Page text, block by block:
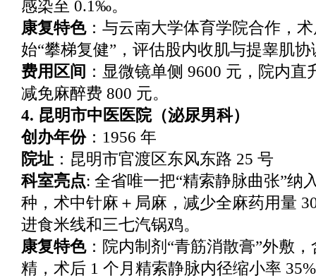
感染至 0.1‰。
康复特色：与云南大学体育学院合作，
始“攀梯复健”，评估股内收肌与提睾肌
费用区间 ：显微镜单侧 9600 元，院内直
减免麻醉费 800 元。
4. 昆明市中医医院（泌尿男科）
创办年份：1956 年
院址 ：昆明市官渡区东风东路 25 号
科室亮点: 全省唯一把“精索静脉曲张”纳
种，术中针麻＋局麻，减少全麻药用量
进食米线和三七汽锅鸡。
康复特色：院内制剂“青筋消散膏”外敷
精，术后 1 个月精索静脉内径缩小率